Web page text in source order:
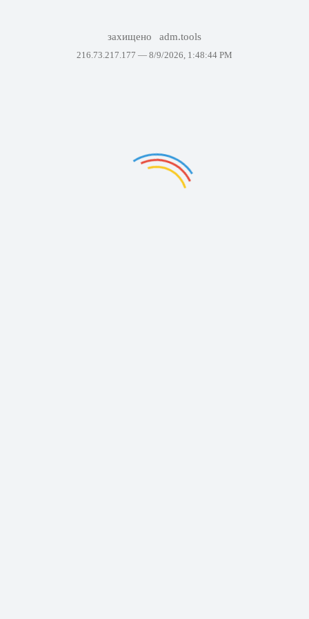
захищено adm.tools
216.73.217.177 — 8/9/2026, 1:48:44 PM